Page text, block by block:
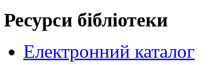
Ресурси бібліотеки
Електронний каталог